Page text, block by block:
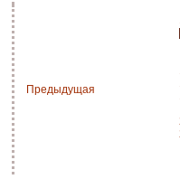
Предыдущая